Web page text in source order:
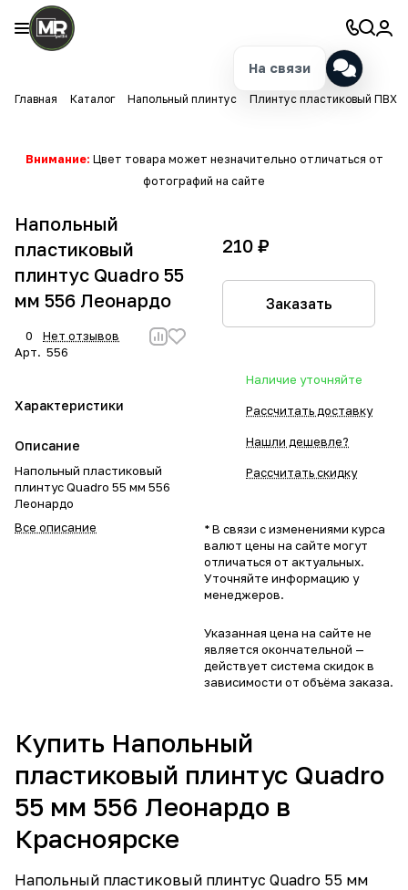
Главная Каталог Напольный плинтус Плинтус пластиковый ПВХ
Внимание: Цвет товара может незначительно отличаться от
фотографий на сайте
Напольный
пластиковый
плинтус Quadro 55
мм 556 Леонардо
0
Нет отзывов
Арт. 556
Характеристики
Описание
Напольный пластиковый
плинтус Quadro 55 мм 556
Леонардо
Все описание
210 ₽
Заказать
Наличие уточняйте
Рассчитать доставку
Нашли дешевле?
Рассчитать скидку
* В связи с изменениями курса
валют цены на сайте могут
отличаться от актуальных.
Уточняйте информацию у
менеджеров.
Указанная цена на сайте не
является окончательной —
действует система скидок в
зависимости от объёма заказа.
Купить Напольный
пластиковый плинтус Quadro
55 мм 556 Леонардо в
Красноярске
Напольный пластиковый плинтус Quadro 55 мм
На связи